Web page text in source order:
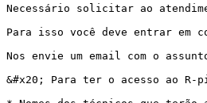
Necessário solicitar ao
Para isso você deve entrar em
Nos envie um email com o
&#x20; Para ter o acesso ao